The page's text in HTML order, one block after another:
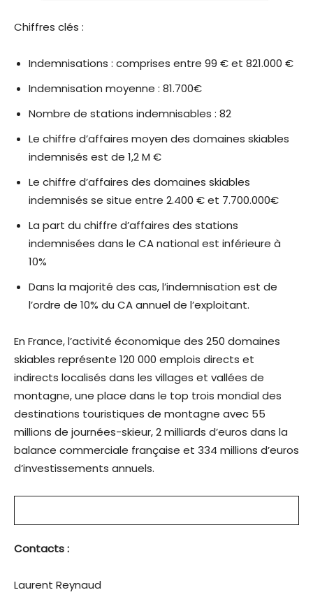
Chiffres clés :
Indemnisations : comprises entre 99 € et 821.000 €
Indemnisation moyenne : 81.700€
Nombre de stations indemnisables : 82
Le chiffre d’affaires moyen des domaines skiables
indemnisés est de 1,2 M €
Le chiffre d’affaires des domaines skiables
indemnisés se situe entre 2.400 € et 7.700.000€
La part du chiffre d’affaires des stations
indemnisées dans le CA national est inférieure à
10%
Dans la majorité des cas, l’indemnisation est de
l’ordre de 10% du CA annuel de l’exploitant.
En France, l’activité économique des 250 domaines
skiables représente 120 000 emplois directs et
indirects localisés dans les villages et vallées de
montagne, une place dans le top trois mondial des
destinations touristiques de montagne avec 55
millions de journées-skieur, 2 milliards d’euros dans la
balance commerciale française et 334 millions d’euros
d’investissements annuels.
Contacts :
Laurent Reynaud